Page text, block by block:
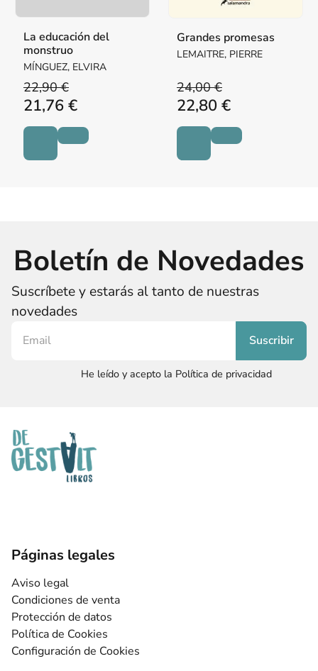
La educación del
monstruo
MÍNGUEZ, ELVIRA
22,90 €
21,76 €
Grandes promesas
LEMAITRE, PIERRE
24,00 €
22,80 €
Boletín de Novedades
Suscríbete y estarás al tanto de nuestras
novedades
He leído y acepto la Política de privacidad
Páginas legales
Aviso legal
Condiciones de venta
Protección de datos
Política de Cookies
Configuración de Cookies